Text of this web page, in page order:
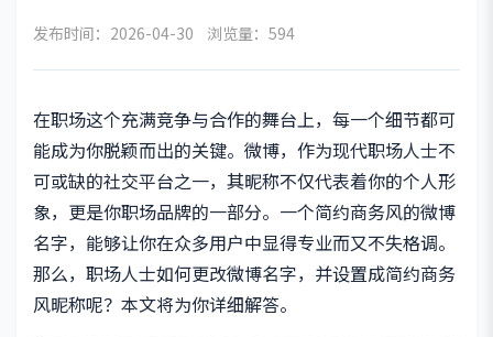
发布时间：2026-04-30 浏览量：594
在职场这个充满竞争与合作的舞台上，每一个细节都可
能成为你脱颖而出的关键。微博，作为现代职场人士不
可或缺的社交平台之一，其昵称不仅代表着你的个人形
象，更是你职场品牌的一部分。一个简约商务风的微博
名字，能够让你在众多用户中显得专业而又不失格调。
那么，职场人士如何更改微博名字，并设置成简约商务
风昵称呢？本文将为你详细解答。